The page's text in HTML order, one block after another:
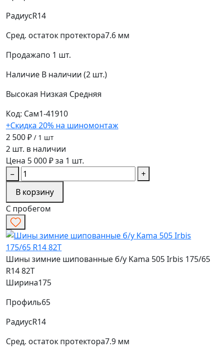
РадиусR14
Сред. остаток протектора7.6 мм
Продажапо 1 шт.
Наличие В наличии (2 шт.)
Высокая Низкая Средняя
Код: Сам1-41910
+Скидка 20% на шиномонтаж
2 500 ₽ / 1 шт
2 шт. в наличии
Цена 5 000 ₽ за 1 шт.
−
+
В корзину
С пробегом
Шины зимние шипованные б/у Kama 505 Irbis 175/65
R14 82T
Ширина175
Профиль65
РадиусR14
Сред. остаток протектора7.9 мм